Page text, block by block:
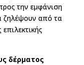
την εμφάνιση
ζηλέψουν από τα
δέρματος